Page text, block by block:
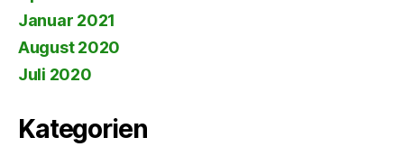
Januar 2021
August 2020
Juli 2020
Kategorien